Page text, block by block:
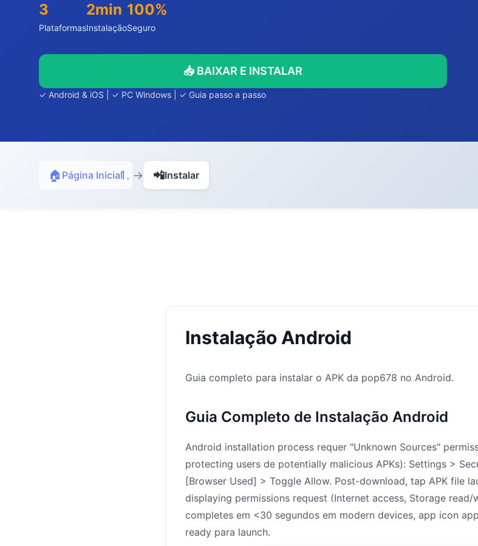
3
Plataformas
2min
Instalação
100%
Seguro
📥 BAIXAR E INSTALAR
✓ Android & iOS | ✓ PC Windows | ✓ Guia passo a passo
🏠 Página Inicial → 📲Instalar
Instalação Android
Guia completo para instalar o APK da pop678 no Android.
Guia Completo de Instalação Android
Android installation process requer "Unknown Sources"
protecting users de potentially malicious APKs): Settings >
[Browser Used] > Toggle Allow. Post-download, tap APK file
displaying permissions request (Internet access, Storage
completes em <30 segundos em modern devices, app icon
ready para launch.